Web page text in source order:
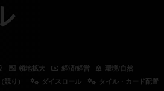
領地拡大 経済/経営
環境/自然
競り） ダイスロール タイル・カード配置